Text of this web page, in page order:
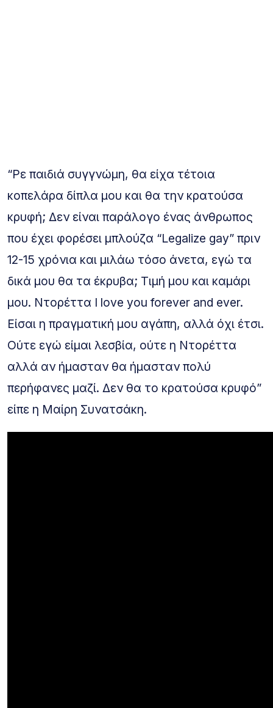
“Ρε παιδιά συγγνώμη, θα είχα τέτοια
κοπελάρα δίπλα μου και θα την κρατούσα
κρυφή; Δεν είναι παράλογο ένας άνθρωπος
που έχει φορέσει μπλούζα “Legalize gay” πριν
12-15 χρόνια και μιλάω τόσο άνετα, εγώ τα
δικά μου θα τα έκρυβα; Τιμή μου και καμάρι
μου. Ντορέττα I love you forever and ever.
Είσαι η πραγματική μου αγάπη, αλλά όχι έτσι.
Ούτε εγώ είμαι λεσβία, ούτε η Ντορέττα
αλλά αν ήμασταν θα ήμασταν πολύ
περήφανες μαζί. Δεν θα το κρατούσα κρυφό”
είπε η Μαίρη Συνατσάκη.